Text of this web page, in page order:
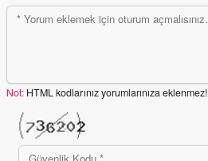
Not: HTML kodlarınız yorumlarınıza eklenmez!